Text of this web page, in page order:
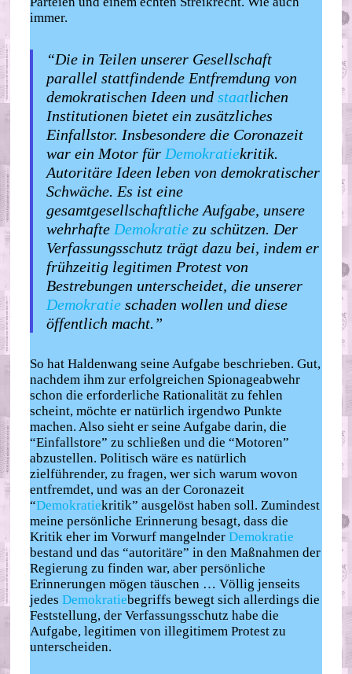
immer.
“Die in Teilen unserer Gesellschaft
parallel stattfindende Entfremdung von
demokratischen Ideen undstaatlichen
Institutionen bietet ein zusätzliches
Einfallstor. Insbesondere die Coronazeit
war ein Motor für Demokratiekritik.
Autoritäre Ideen leben von demokratischer
Schwäche. Es ist eine
gesamtgesellschaftliche Aufgabe, unsere
wehrhafte Demokratie zu schützen. Der
Verfassungsschutz trägt dazu bei, indem er
frühzeitig legitimen Protest von
Bestrebungen unterscheidet, die unserer
Demokratie schaden wollen und diese
öffentlich macht.”
So hat Haldenwang seine Aufgabe beschrieben. Gut,
nachdem ihm zur erfolgreichen Spionageabwehr
schon die erforderliche Rationalität zu fehlen
scheint, möchte er natürlich irgendwo Punkte
machen. Also sieht er seine Aufgabe darin, die
“Einfallstore” zu schließen und die “Motoren”
abzustellen. Politisch wäre es natürlich
zielführender, zu fragen, wer sich warum wovon
entfremdet, und was an der Coronazeit
“Demokratiekritik” ausgelöst haben soll. Zumindest
meine persönliche Erinnerung besagt, dass die
Kritik eher im Vorwurf mangelnderDemokratie
bestand und das “autoritäre” in den Maßnahmen der
Regierung zu finden war, aber persönliche
Erinnerungen mögen täuschen … Völlig jenseits
jedesDemokratiebegriffs bewegt sich allerdings die
Feststellung, der Verfassungsschutz habe die
Aufgabe, legitimen von illegitimem Protest zu
unterscheiden.